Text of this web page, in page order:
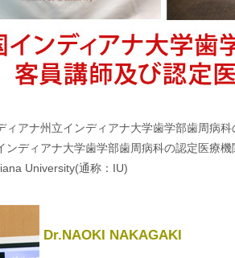
ィアナ州立インディアナ大学歯学部歯周病
ンディアナ大学歯学部歯周病科の認定医療
University(通称：IU)
Dr.NAOKI NAKAGAKI